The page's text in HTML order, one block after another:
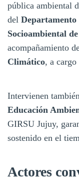
pública ambiental
del
Socioambiental
acompañamiento
Climático, a
Intervienen
Educación
GIRSU Jujuy,
sostenido en el
Actores